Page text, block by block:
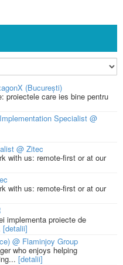
(București)
proiectele care ies bine pentru
Specialist @
@ Zitec
with us: remote-first or at our
with us: remote-first or at our
implementa proiecte de
[detalii]
@ Flaminjoy Group
who enjoys helping
[detalii]